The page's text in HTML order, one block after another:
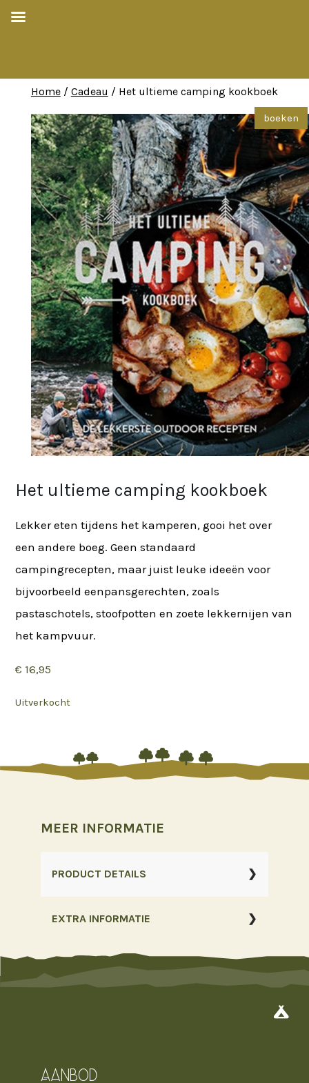
Home/ Cadeau / Het ultieme camping kookboek
Het ultieme camping kookboek
Lekker eten tijdens het kamperen, gooi het over
een andere boeg. Geen standaard
campingrecepten, maar juist leuke ideeën voor
bijvoorbeeld eenpansgerechten, zoals
pastaschotels, stoofpotten en zoete lekkernijen van
het kampvuur.
€ 16,95
Uitverkocht


 

MEER INFORMATIE
PRODUCT DETAILS
EXTRA INFORMATIE
Aanbod
